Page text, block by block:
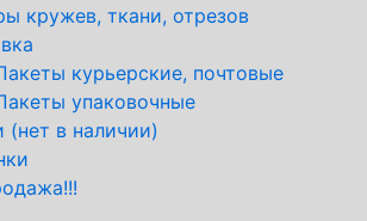
кружев, ткани, отрезов
курьерские, почтовые
упаковочные
(нет в наличии)